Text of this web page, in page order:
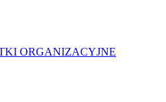
ORGANIZACYJNE